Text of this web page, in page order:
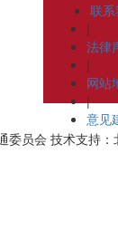
联
|
法律
|
网站
|
意见
委员会 技术支持：